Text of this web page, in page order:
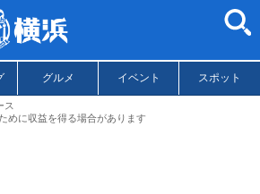
グルメ イベント スポット
ス
めに収益を得る場合があります